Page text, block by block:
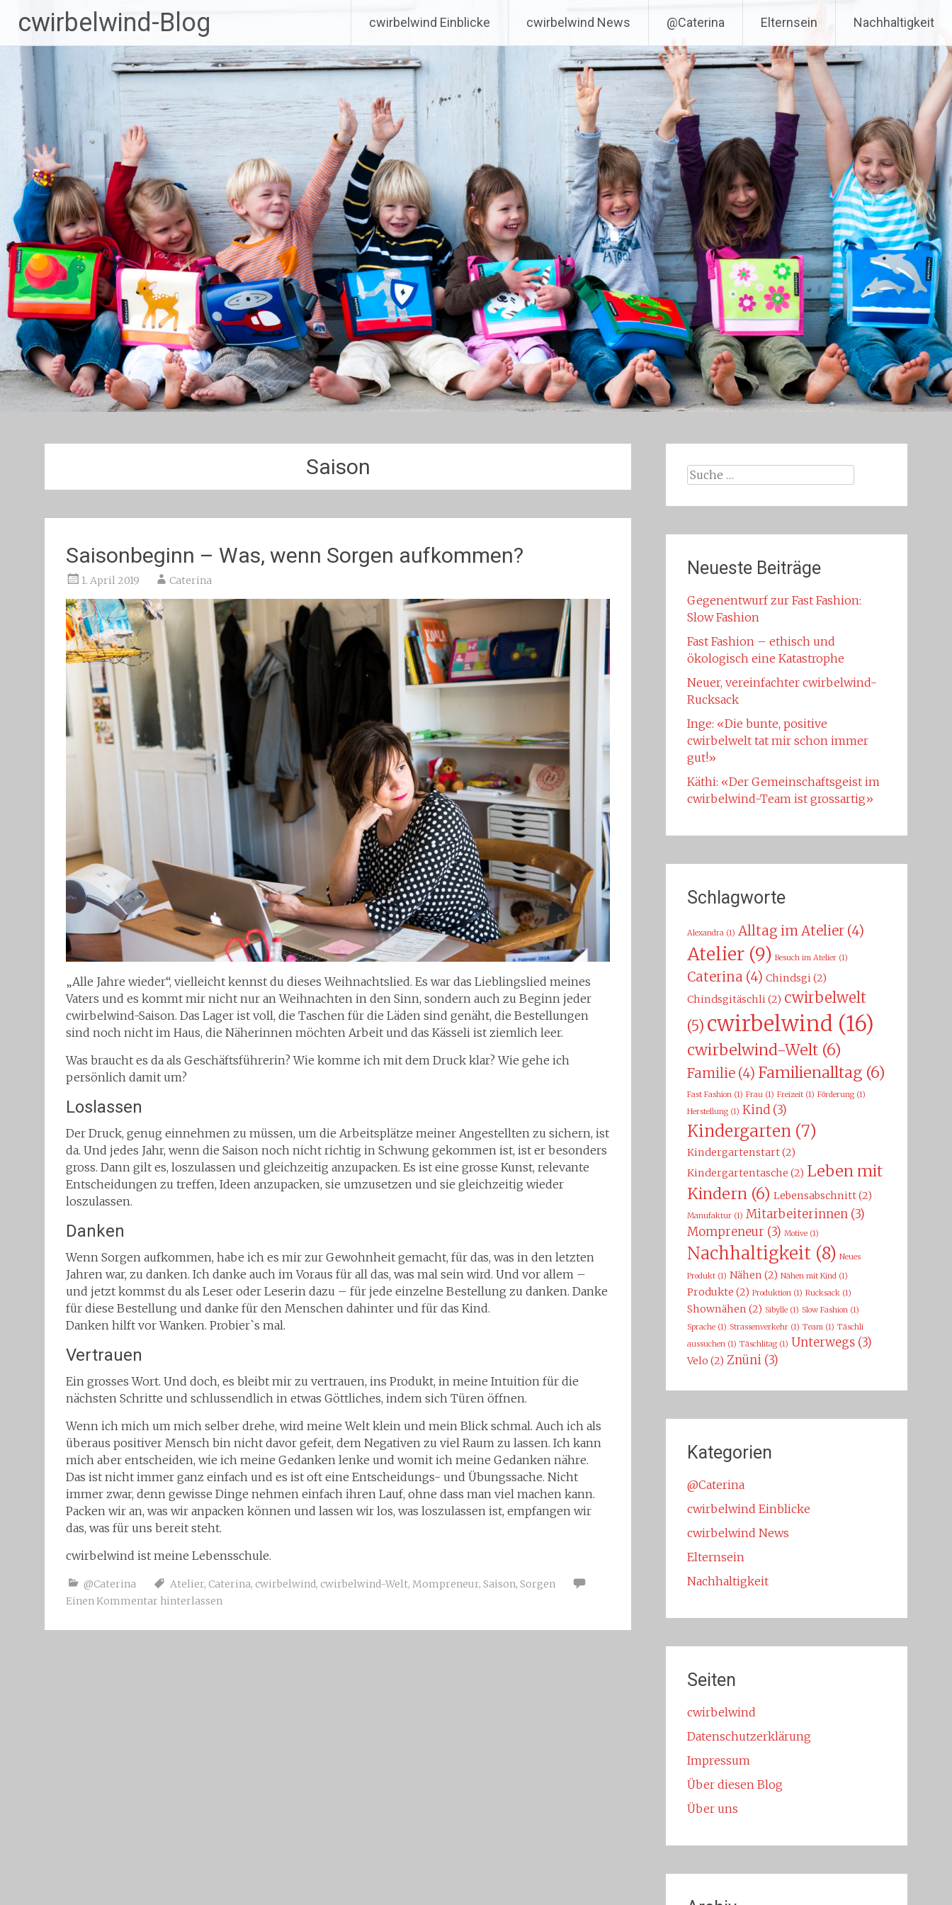
Inhalt
springen
cwirbelwind-Blog cwirbelwind Einblicke cwirbelwind News @Caterina Elternsein Nachhaltigkeit
Saison
Saisonbeginn – Was, wenn Sorgen aufkommen?
1. April 2019 Caterina
„Alle Jahre wieder“, vielleicht kennst du dieses Weihnachtslied. Es war das Lieblingslied meines
Vaters und es kommt mir nicht nur an Weihnachten in den Sinn, sondern auch zu Beginn jeder
cwirbelwind-Saison. Das Lager ist voll, die Taschen für die Läden sind genäht, die Bestellungen
sind noch nicht im Haus, die Näherinnen möchten Arbeit und das Kässeli ist ziemlich leer.
Was braucht es da als Geschäftsführerin? Wie komme ich mit dem Druck klar? Wie gehe ich
persönlich damit um?
Loslassen
Der Druck, genug einnehmen zu müssen, um die Arbeitsplätze meiner Angestellten zu sichern, ist
da. Und jedes Jahr, wenn die Saison noch nicht richtig in Schwung gekommen ist, ist er besonders
gross. Dann gilt es, loszulassen und gleichzeitig anzupacken. Es ist eine grosse Kunst, relevante
Entscheidungen zu treffen, Ideen anzupacken, sie umzusetzen und sie gleichzeitig wieder
loszulassen.
Danken
Wenn Sorgen aufkommen, habe ich es mir zur Gewohnheit gemacht, für das, was in den letzten
Jahren war, zu danken. Ich danke auch im Voraus für all das, was mal sein wird. Und vor allem –
und jetzt kommst du als Leser oder Leserin dazu – für jede einzelne Bestellung zu danken. Danke
für diese Bestellung und danke für den Menschen dahinter und für das Kind.
Danken hilft vor Wanken. Probier`s mal.
Vertrauen
Ein grosses Wort. Und doch, es bleibt mir zu vertrauen, ins Produkt, in meine Intuition für die
nächsten Schritte und schlussendlich in etwas Göttliches, indem sich Türen öffnen.
Wenn ich mich um mich selber drehe, wird meine Welt klein und mein Blick schmal. Auch ich als
überaus positiver Mensch bin nicht davor gefeit, dem Negativen zu viel Raum zu lassen. Ich kann
mich aber entscheiden, wie ich meine Gedanken lenke und womit ich meine Gedanken nähre.
Das ist nicht immer ganz einfach und es ist oft eine Entscheidungs- und Übungssache. Nicht
immer zwar, denn gewisse Dinge nehmen einfach ihren Lauf, ohne dass man viel machen kann.
Packen wir an, was wir anpacken können und lassen wir los, was loszulassen ist, empfangen wir
das, was für uns bereit steht.
cwirbelwind ist meine Lebensschule.
@Caterina Atelier, Caterina, cwirbelwind, cwirbelwind-Welt, Mompreneur, Saison, Sorgen
Einen Kommentar hinterlassen
Suche
Neueste Beiträge
Gegenentwurf zur Fast Fashion:
Slow Fashion
Fast Fashion – ethisch und
ökologisch eine Katastrophe
Neuer, vereinfachter cwirbelwind-
Rucksack
Inge: «Die bunte, positive
cwirbelwelt tat mir schon immer
gut!»
Käthi: «Der Gemeinschaftsgeist im
cwirbelwind-Team ist grossartig»
Schlagworte
Alexandra(1) Alltag im Atelier(4)
Atelier(9) Besuch im Atelier(1)
Caterina(4) Chindsgi(2)
Chindsgitäschli(2) cwirbelwelt
(5) cwirbelwind (16)
cwirbelwind-Welt(6)
Familie(4) Familienalltag(6)
Fast Fashion(1) Frau(1) Freizeit(1) Förderung(1)
Herstellung(1) Kind(3)
Kindergarten (7)
Kindergartenstart(2)
Kindergartentasche (2) Leben mit
Kindern(6) Lebensabschnitt(2)
Manufaktur(1) Mitarbeiterinnen(3)
Mompreneur (3) Motive(1)
Nachhaltigkeit(8) Neues
Produkt(1) Nähen (2) Nähen mit Kind(1)
Produkte (2) Produktion(1) Rucksack(1)
Shownähen (2) Sibylle(1) Slow Fashion(1)
Sprache(1) Strassenverkehr(1) Team(1) Täschli
aussuchen(1) Täschlitag(1) Unterwegs(3)
Velo (2) Znüni(3)
Kategorien
@Caterina
cwirbelwind Einblicke
cwirbelwind News
Elternsein
Nachhaltigkeit
Seiten
cwirbelwind
Datenschutzerklärung
Impressum
Über diesen Blog
Über uns